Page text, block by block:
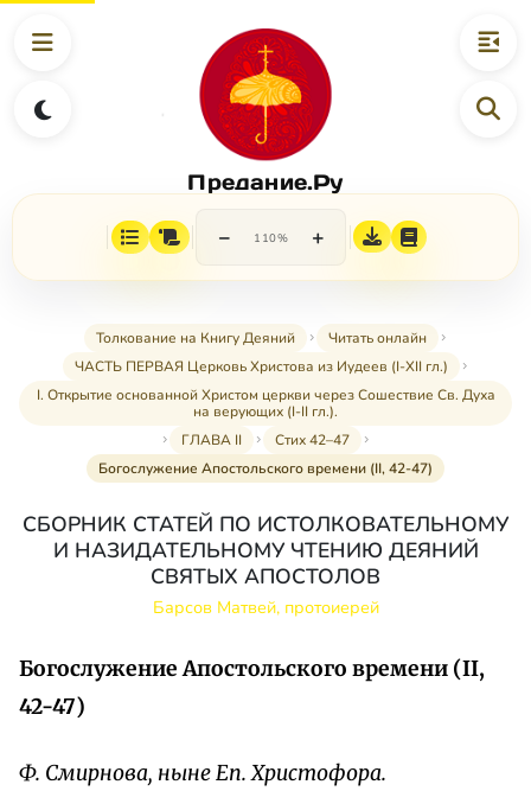
Предание.Ру
− 110% +
Толкование на Книгу Деяний
Читать онлайн
ЧАСТЬ ПЕРВАЯ Церковь Христова из Иудеев (I-XII гл.)
I. Открытие основанной Христом церкви через Сошествие Св. Духа
на верующих (I-II гл.).
ГЛАВА II
Стих 42–47
Богослужение Апостольского времени (II, 42-47)
СБОРНИК СТАТЕЙ ПО ИСТОЛКОВАТЕЛЬНОМУ
И НАЗИДАТЕЛЬНОМУ ЧТЕНИЮ ДЕЯНИЙ
СВЯТЫХ АПОСТОЛОВ
Барсов Матвей, протоиерей
Богослужение Апостольского времени (II,
42-47)
Ф. Смирнова, ныне Еп. Христофора.